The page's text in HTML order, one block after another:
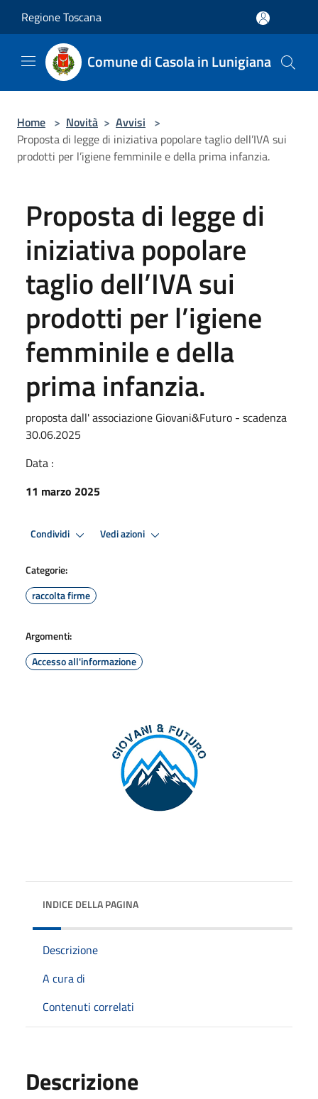
Regione Toscana
Comune di Casola in Lunigiana
Home > Novità > Avvisi >
Proposta di legge di iniziativa popolare taglio dell’IVA sui
prodotti per l’igiene femminile e della prima infanzia.
Proposta di legge di
iniziativa popolare
taglio dell’IVA sui
prodotti per l’igiene
femminile e della
prima infanzia.
proposta dall' associazione Giovani&Futuro - scadenza
30.06.2025
Data :
11 marzo 2025
Condividi Vedi azioni
Categorie:
raccolta firme
Argomenti:
Accesso all'informazione
INDICE DELLA PAGINA
Descrizione
A cura di
Contenuti correlati
Descrizione